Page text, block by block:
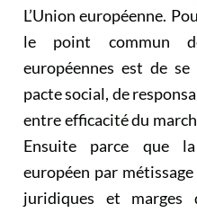
L’Union européenne.
le point commun
européennes est de
pacte social, de
entre efficacité du
Ensuite parce que
européen par
juridiques et marges